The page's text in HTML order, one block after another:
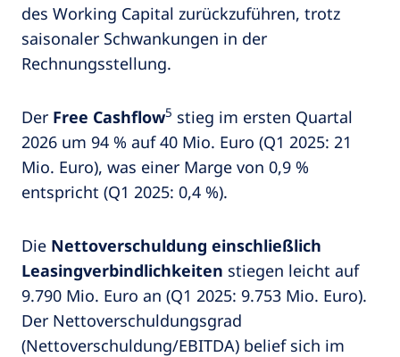
des Working Capital zurückzuführen, trotz
saisonaler Schwankungen in der
Rechnungsstellung.
Der Free Cashflow5 stieg im ersten Quartal
2026 um 94 % auf 40 Mio. Euro (Q1 2025: 21
Mio. Euro), was einer Marge von 0,9 %
entspricht (Q1 2025: 0,4 %).
Die Nettoverschuldung einschließlich
Leasingverbindlichkeiten stiegen leicht auf
9.790 Mio. Euro an (Q1 2025: 9.753 Mio. Euro).
Der Nettoverschuldungsgrad
(Nettoverschuldung/EBITDA) belief sich im